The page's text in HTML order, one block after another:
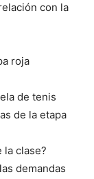
con la
roja
de tenis
de la etapa
la clase?
demandas